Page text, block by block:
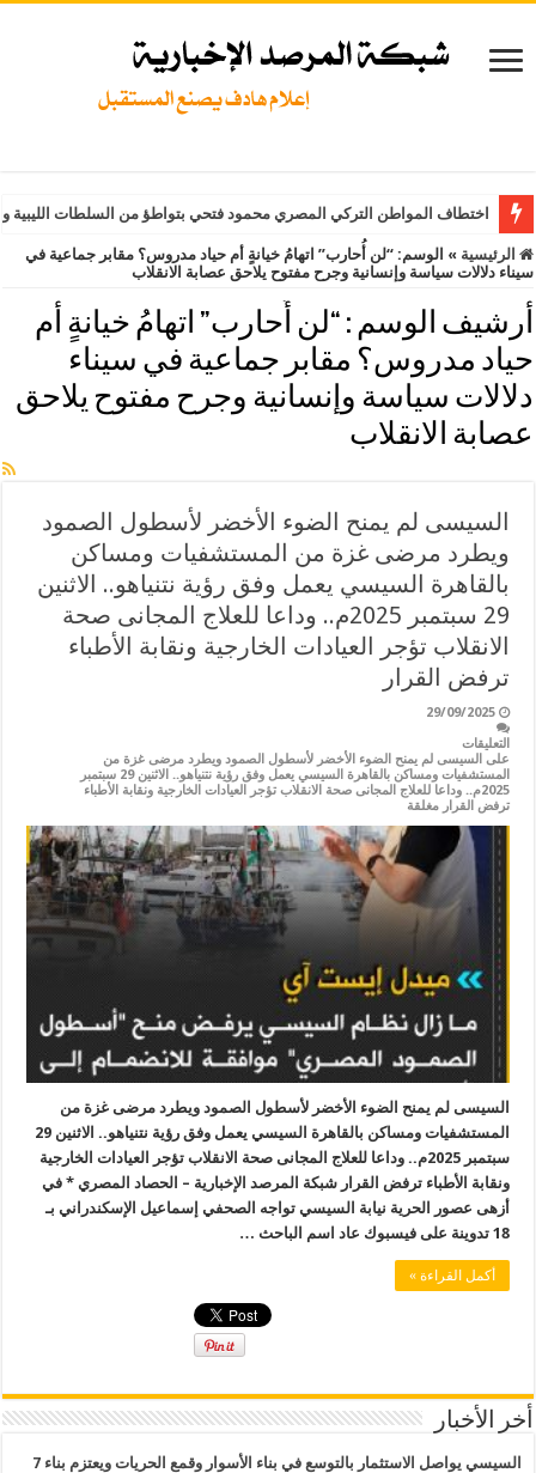
اختطاف المواطن التركي المصري محمود فتحي بتواطؤ من السلطات
الرئيسية » الوسم: “لن أُحارب” اتهامُ خيانةٍ أم حياد مدروس؟ مقابر جماعية في
سيناء دلالات سياسة وإنسانية وجرح مفتوح يلاحق عصابة الانقلاب
أرشيف الوسم : “لن أُحارب” اتهامُ خيانةٍ أم
حياد مدروس؟ مقابر جماعية في سيناء
دلالات سياسة وإنسانية وجرح مفتوح يلاحق
عصابة الانقلاب
السيسى لم يمنح الضوء الأخضر لأسطول الصمود
ويطرد مرضى غزة من المستشفيات ومساكن
بالقاهرة السيسي يعمل وفق رؤية نتنياهو.. الاثنين
29 سبتمبر 2025م.. وداعا للعلاج المجانى صحة
الانقلاب تؤجر العيادات الخارجية ونقابة الأطباء
ترفض القرار
29/09/2025
التعليقات
على السيسى لم يمنح الضوء الأخضر لأسطول الصمود ويطرد مرضى غزة من
المستشفيات ومساكن بالقاهرة السيسي يعمل وفق رؤية نتنياهو.. الاثنين 29 سبتمبر
2025م.. وداعا للعلاج المجانى صحة الانقلاب تؤجر العيادات الخارجية ونقابة الأطباء
ترفض القرار مغلقة
السيسى لم يمنح الضوء الأخضر لأسطول الصمود ويطرد مرضى غزة من
المستشفيات ومساكن بالقاهرة السيسي يعمل وفق رؤية نتنياهو.. الاثنين 29
سبتمبر 2025م.. وداعا للعلاج المجانى صحة الانقلاب تؤجر العيادات الخارجية
ونقابة الأطباء ترفض القرار شبكة المرصد الإخبارية – الحصاد المصري * في
أزهى عصور الحرية نيابة السيسي تواجه الصحفي إسماعيل الإسكندراني بـ
18 تدوينة على فيسبوك عاد اسم الباحث …
أكمل القراءة »
أخر الأخبار
السيسي يواصل الاستثمار بالتوسع في بناء الأسوار وقمع الحريات ويعتزم بناء 7